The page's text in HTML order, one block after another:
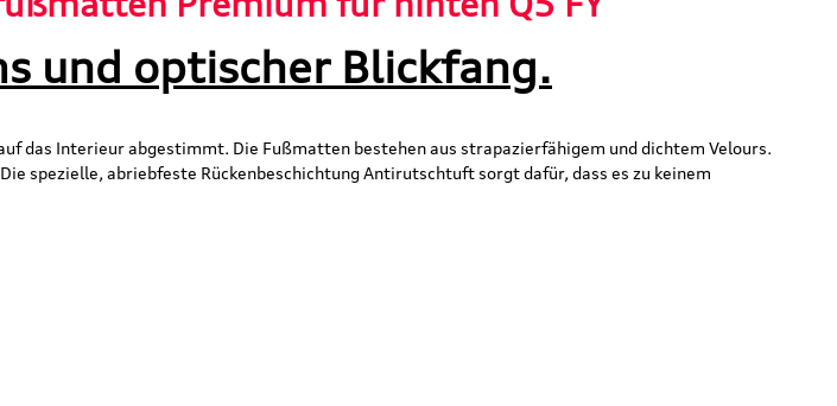
und optischer Blickfang.
das Interieur abgestimmt. Die Fußmatten bestehen aus strapazierfähigem und dichtem Velours.
spezielle, abriebfeste Rückenbeschichtung Antirutschtuft sorgt dafür, dass es zu keinem